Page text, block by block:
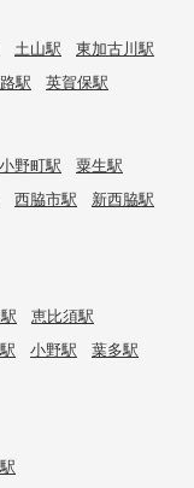
土山駅
東加古川駅
駅 英賀保駅
小野町駅
粟生駅
西脇市駅
新西脇駅
恵比須駅
小野駅
葉多駅